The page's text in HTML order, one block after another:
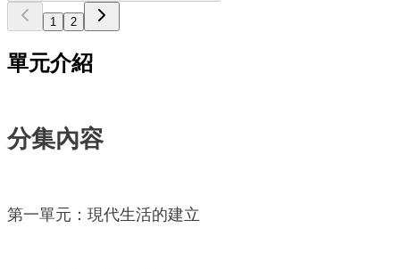
1 2
單元介紹
分集內容
第一單元：現代生活的建立